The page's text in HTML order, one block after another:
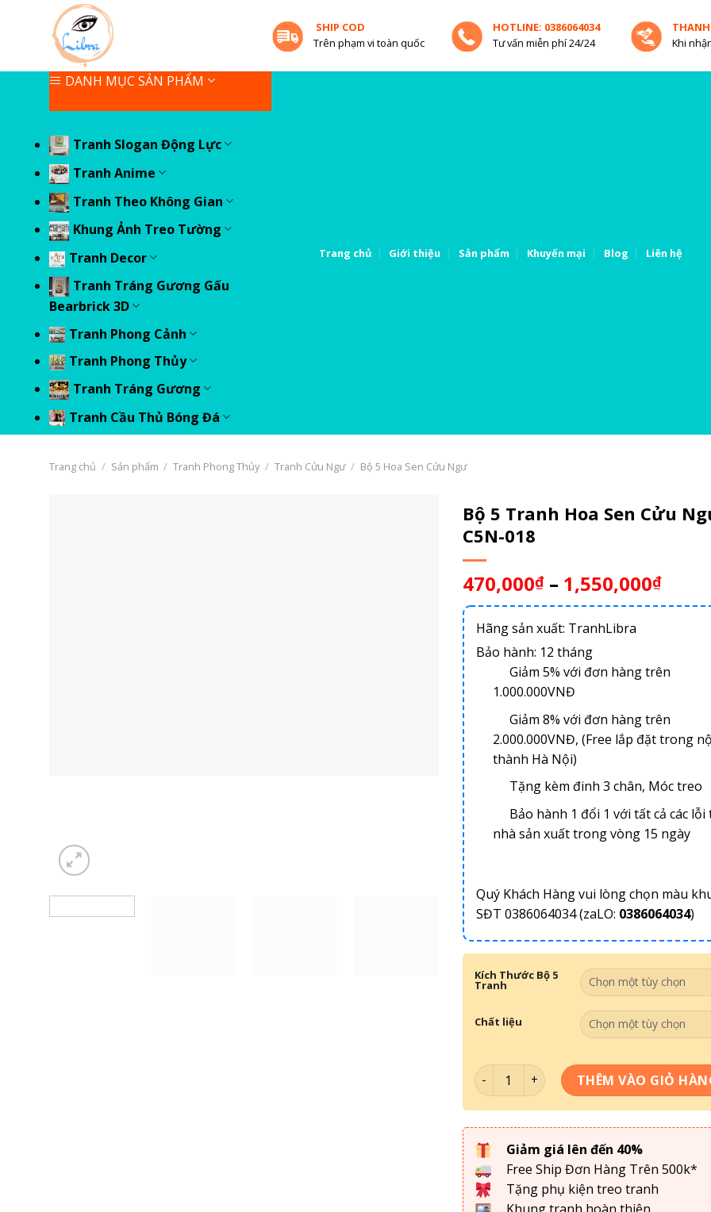
SHIP COD
Trên phạm vi toàn quốc
HOTLINE: 0386064034
Tư vấn miễn phí 24/24
Khi
DANH MỤC SẢN PHẨM
Tranh Slogan Động Lực
Tranh Anime
Tranh Theo Không Gian
Khung Ảnh Treo Tường
Tranh Decor
Tranh Tráng Gương Gấu
Bearbrick 3D
Tranh Phong Cảnh
Tranh Phong Thủy
Tranh Tráng Gương
Tranh Cầu Thủ Bóng Đá
Trang chủ Giới thiệu Sản phẩm Khuyến mại Blog Liên hệ
Trang chủ / Sản phẩm / Tranh Phong Thủy / Tranh Cửu Ngư / Bộ 5 Hoa Sen Cửu Ngư
Bộ 5 Tranh Hoa Sen Cửu
C5N-018
470,000₫– 1,550,000₫
Hãng sản xuất: TranhLibra
Bảo hành: 12 tháng
Giảm 5% với đơn hàng trên
1.000.000VNĐ
Giảm 8% với đơn hàng trên
2.000.000VNĐ, (Free lắp đặt trong
thành Hà Nội)
Tặng kèm đinh 3 chân, Móc treo
Bảo hành 1 đổi 1 với tất cả các lỗi
nhà sản xuất trong vòng 15 ngày
Quý Khách Hàng vui lòng chọn màu
SĐT 0386064034 (zaLO: 0386064034)
Kích Thước Bộ 5
Tranh
Chất liệu
Bộ 5 Tranh Hoa Sen Cửu Ngư - C5N-018
THÊM VÀO GIỎ
Giảm giá lên đến 40%
Free Ship Đơn Hàng Trên 500k*
Tặng phụ kiện treo tranh